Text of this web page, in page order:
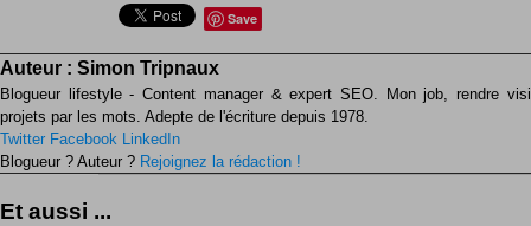
Save
Auteur : Simon Tripnaux
Blogueur lifestyle - Content manager & expert SEO. Mon job, rendre
projets par les mots. Adepte de l'écriture depuis 1978.
Twitter Facebook LinkedIn
Blogueur ? Auteur ? Rejoignez la rédaction !
Et aussi ...